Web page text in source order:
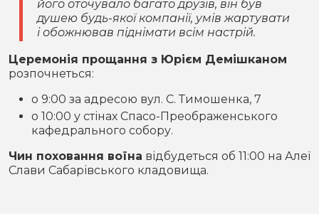
його оточувало багато друзів, він був
душею будь-якої компанії, умів жартувати
і обожнював піднімати всім настрій.
Церемонія прощання з Юрієм Демішканом
розпочнеться:
о 9:00 за адресою вул. С. Тимошенка, 7
о 10:00 у стінах Спасо-Преображенського
кафедрального собору.
Чин поховання воїна відбудеться об 11:00 на Алеї
Слави Сабарівського кладовища.